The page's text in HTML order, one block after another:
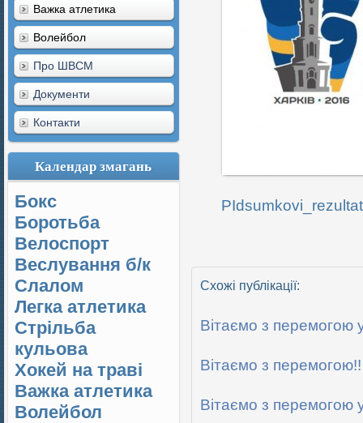
Важка атлетика
Волейбол
Про ШВСМ
Документи
Контакти
Календар змагань
Бокс
Боротьба
Велоспорт
Веслування б/к
Cлалом
Легка атлетика
Стрільба
кульова
Хокей на траві
Важка атлетика
Волейбол
Схожі публікації:
Вітаємо з перемогою
Вітаємо з перемогою!!
Вітаємо з перемогою